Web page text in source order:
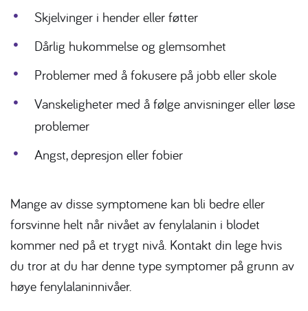
Skjelvinger i hender eller føtter
Dårlig hukommelse og glemsomhet
Problemer med å fokusere på jobb eller skole
Vanskeligheter med å følge anvisninger eller løse
problemer
Angst, depresjon eller fobier
Mange av disse symptomene kan bli bedre eller
forsvinne helt når nivået av fenylalanin i blodet
kommer ned på et trygt nivå. Kontakt din lege hvis
du tror at du har denne type symptomer på grunn av
høye fenylalaninnivåer.